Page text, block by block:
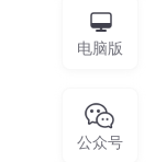
电脑版
公众号